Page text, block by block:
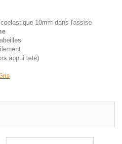
10mm dans l'assise
appui tete)